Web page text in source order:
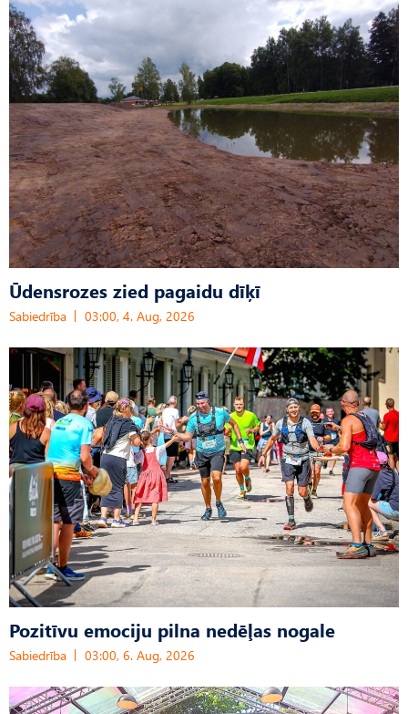
Ūdensrozes zied pagaidu dīķī
Sabiedrība 03:00, 4. Aug, 2026
Pozitīvu emociju pilna nedēļas nogale
Sabiedrība 03:00, 6. Aug, 2026